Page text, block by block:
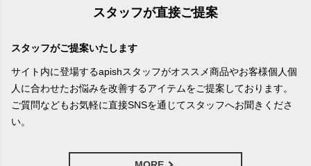
スタッフが直接ご提案
スタッフがご提案いたします
サイト内に登場するapishスタッフがオススメ商品やお客様個人個
人に合わせたお悩みを改善するアイテムをご提案しております。
ご質問などもお気軽に直接SNSを通じてスタッフへお聞きくださ
い。